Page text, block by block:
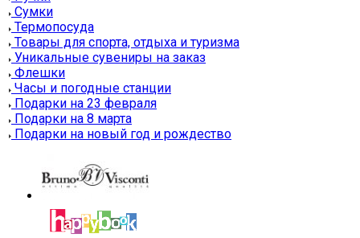
Сумки
Термопосуда
Товары для спорта, отдыха и туризма
Уникальные сувениры на заказ
Флешки
Часы и погодные станции
Подарки на 23 февраля
Подарки на 8 марта
Подарки на новый год и рождество